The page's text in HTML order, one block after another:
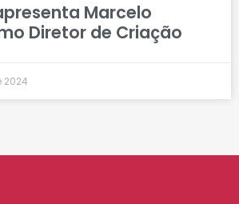
Marcelo
Diretor de Criação
2024